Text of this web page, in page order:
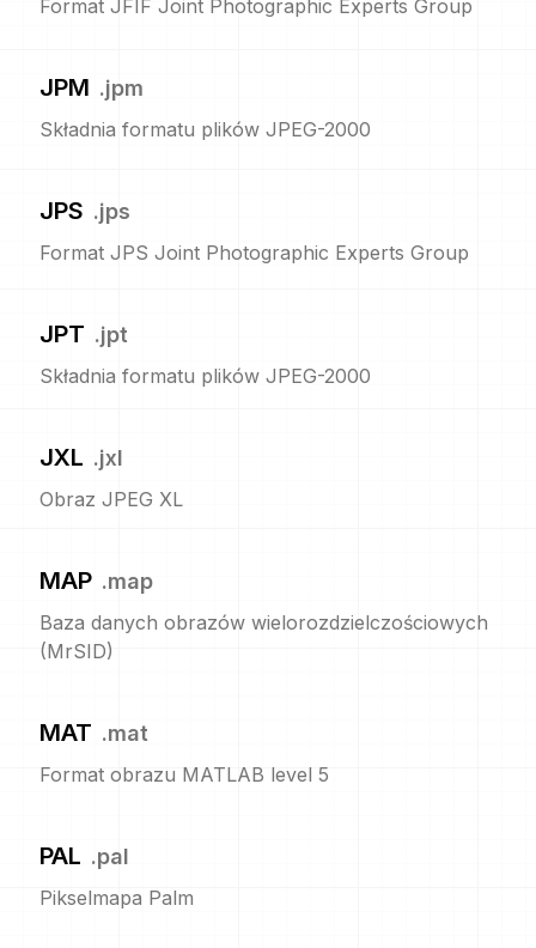
Format JFIF Joint Photographic Experts Group
JPM .jpm
Składnia formatu plików JPEG-2000
JPS .jps
Format JPS Joint Photographic Experts Group
JPT .jpt
Składnia formatu plików JPEG-2000
JXL .jxl
Obraz JPEG XL
MAP .map
Baza danych obrazów wielorozdzielczościowych
(MrSID)
MAT .mat
Format obrazu MATLAB level 5
PAL .pal
Pikselmapa Palm